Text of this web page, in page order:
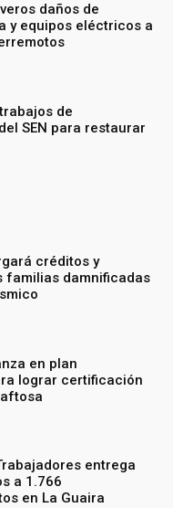
daños de
y equipos eléctricos a
de
SEN para restaurar
créditos y
familias damnificadas
en plan
lograr certificación
entrega
a 1.766
en La Guaira